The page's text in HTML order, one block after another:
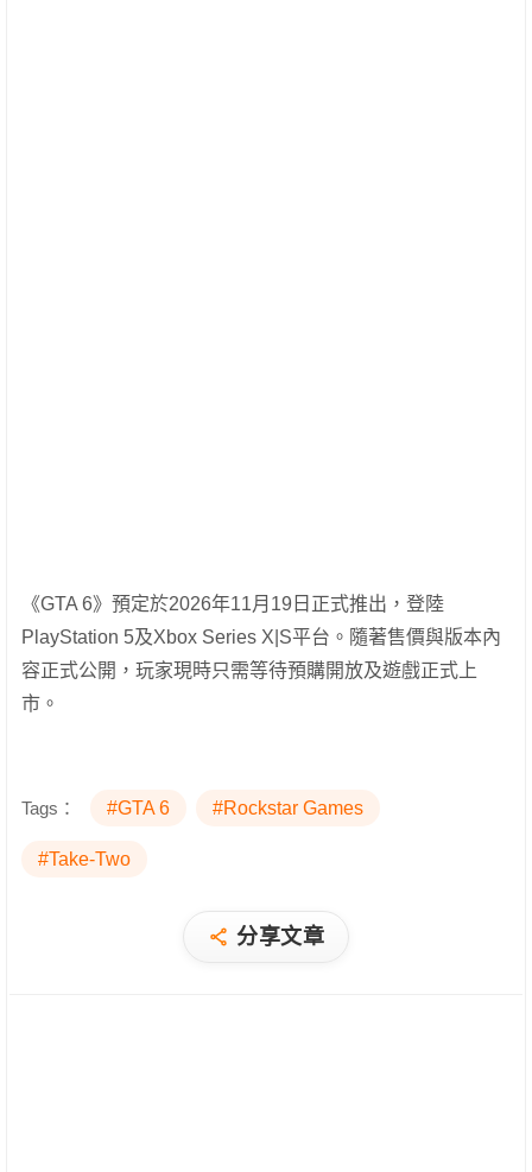
《GTA 6》預定於2026年11月19日正式推出，登陸
PlayStation 5及Xbox Series X|S平台。隨著售價與版本內
容正式公開，玩家現時只需等待預購開放及遊戲正式上
市。
Tags： #GTA 6 #Rockstar Games
#Take-Two
分享文章